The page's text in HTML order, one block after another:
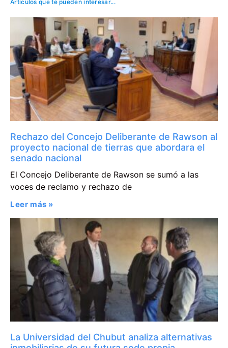
Artículos que te pueden interesar...
Rechazo del Concejo Deliberante de Rawson al
proyecto nacional de tierras que abordara el
senado nacional
El Concejo Deliberante de Rawson se sumó a las
voces de reclamo y rechazo de
Leer más »
La Universidad del Chubut analiza alternativas